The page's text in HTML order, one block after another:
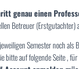
genaueinen
Betreuer (Erstgutachter)
Semester noch als
bitte auf folgende Seite ,